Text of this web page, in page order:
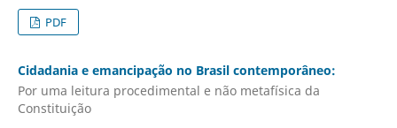
PDF
Cidadania e emancipação no Brasil contemporâneo:
Por uma leitura procedimental e não metafísica da
Constituição